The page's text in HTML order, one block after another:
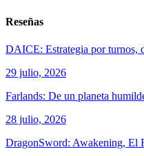
Reseñas
DAICE: Estrategia por turnos,
29 julio, 2026
Farlands: De un planeta
28 julio, 2026
DragonSword: Awakening, El